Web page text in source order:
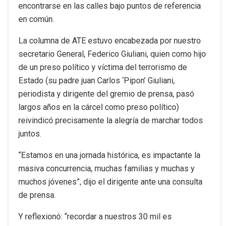
encontrarse en las calles bajo puntos de referencia
en común.
La columna de ATE estuvo encabezada por nuestro
secretario General, Federico Giuliani, quien como hijo
de un preso político y víctima del terrorismo de
Estado (su padre juan Carlos ‘Pipon’ Giuliani,
periodista y dirigente del gremio de prensa, pasó
largos años en la cárcel como preso político)
reivindicó precisamente la alegría de marchar todos
juntos.
“Estamos en una jornada histórica, es impactante la
masiva concurrencia, muchas familias y muchas y
muchos jóvenes”, dijo el dirigente ante una consulta
de prensa.
Y reflexionó: “recordar a nuestros 30 mil es